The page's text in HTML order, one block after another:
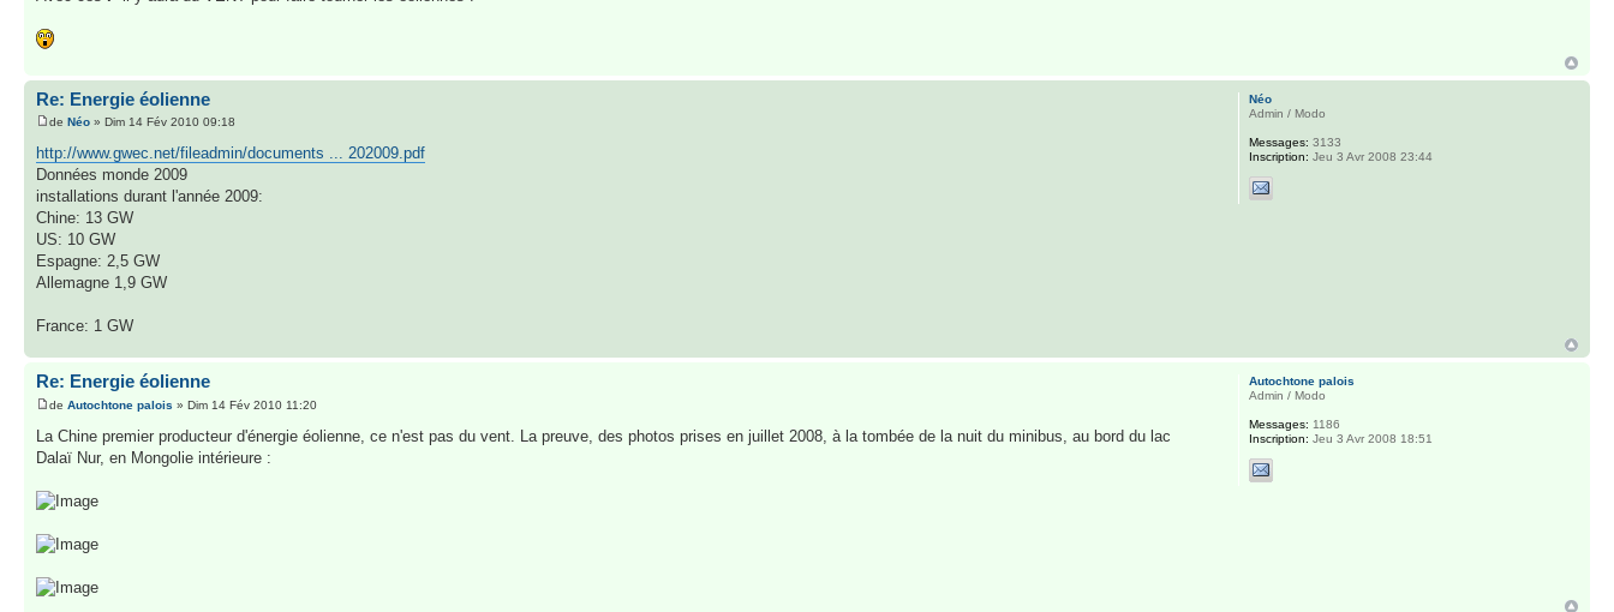
Re: Energie éolienne
de Néo » Dim 14 Fév 2010 09:18
http://www.gwec.net/fileadmin/documents ... 202009.pdf
Données monde 2009
installations durant l'année 2009:
Chine: 13 GW
US: 10 GW
Espagne: 2,5 GW
Allemagne 1,9 GW
France: 1 GW
Néo
Admin / Modo
Messages: 3133
Inscription: Jeu 3 Avr 2008 23:44
Re: Energie éolienne
de Autochtone palois » Dim 14 Fév 2010 11:20
La Chine premier producteur d'énergie éolienne, ce n'est pas du vent. La preuve, des photos prises en juillet 2008, à la tombée de la nuit du minibus, au bord du lac
Dalaï Nur, en Mongolie intérieure :
Autochtone palois
Admin / Modo
Messages: 1186
Inscription: Jeu 3 Avr 2008 18:51